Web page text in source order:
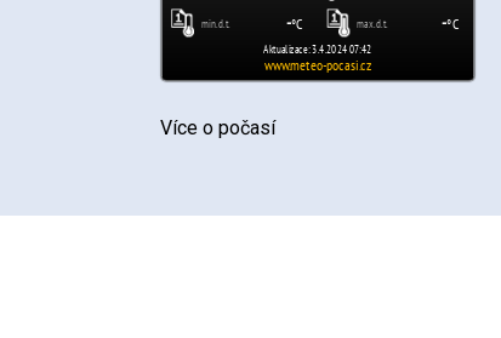
Více o počasí